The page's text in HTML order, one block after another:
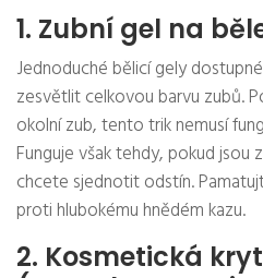
1. Zubní gel na
Jednoduché bělicí gely
zesvětlit celkovou barvu zubů.
okolní zub, tento trik nemusí
Funguje však tehdy, pokud jsou
chcete sjednotit odstín.
proti hlubokému hnědém kazu.
2. Kosmetická